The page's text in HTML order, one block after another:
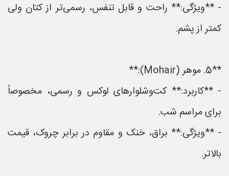
- **ویژگی:** راحت و قابل تنفس، رسمی‌تر از کتان ولی
کمتر از پشم.
**5. موهر (Mohair):**
- **کاربرد:** کت‌وشلوارهای لوکس و رسمی، مخصوصاً
برای مراسم شب.
- **ویژگی:** براق، خنک و مقاوم در برابر چروک، قیمت
بالاتر.